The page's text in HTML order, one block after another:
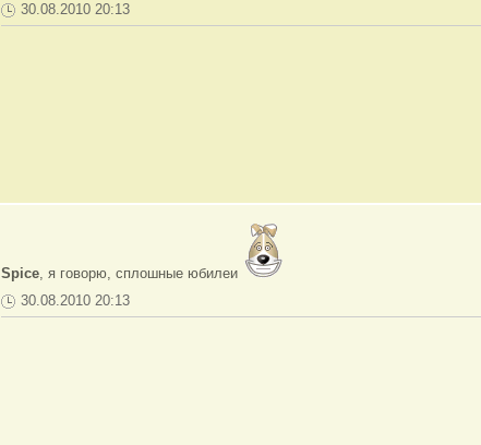
30.08.2010 20:13
Spice, я говорю, сплошные юбилеи
30.08.2010 20:13